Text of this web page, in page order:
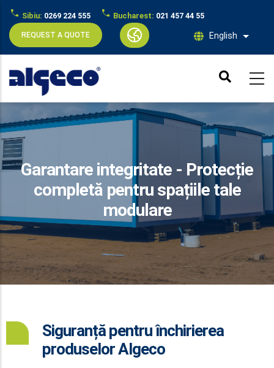
Skip
to
content
Sibiu: 0269 224 555 Bucharest: 021 457 44 55
English List
REQUEST A QUOTE
Garantare integritate - Protecție
completă pentru spațiile tale
modulare
Siguranță pentru închirierea
produselor Algeco